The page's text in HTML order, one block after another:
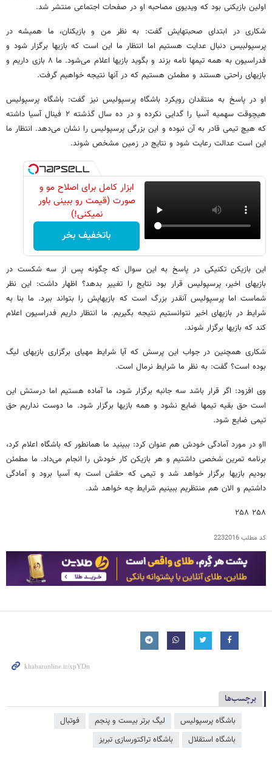
اولین بازیکنی بود که ویدیوی مصاحبه او در صفحات اجتماعی منتشر شد.
شکاری در ابتدای صحبتهایش گفت: به نظر من و بازیکنان، ما همیشه در
پرسپولبیس دنبال عدایت هستیم اما انتظار ما این است که بازیها برگزار شود و
فدراسیون به همه تیمها نامه بزند و بگوید بازیها اعلام می‌شود. ما ۸ بازی داریم و
بازیهای راحتی هستند و مطمئن هستیم که در آنها نتیجه خواهیم گرفت.
او در پاسخ به منتقدان رویکرد باشگاه پرسپولیس نیز گفت: باشگاه پرسپولیس
هیچوقت سهمیه آسیا را گدایی نکرده و در ده سال گذشته ۲ فینال آسیا داشته
که هیچ تیمی قادر به آن نبوده و این بزرگی پرسپولیس را نشان می‌دهد. انتظار ما
این است عدالت رعایت شود و نتایج در زمین مشخص شوند.
ابزار کامل برای اصلاح مو و
صورت (قیمت رو ببینی باور
نمیکنی!)
باتخفیف بخر
این بازیکن تکنیکی در پاسخ به این سوال که چگونه پس از سه شکست در
بازیهای اخیر، پرسپولیس قرار بود نتایج را تغییر بدهد؟ اظهار داشت: این نظر
شماست اما پرسپولیس آنقدر بزرگ است که بازیهایش را بتواند ببرد. ما بنا به
شرایط در بازیهای اخیر نتوانستیم نتیجه بگیریم. ما انتظار داریم فدراسیون اعلام
کند که بازیها برگزار شوند.
شکاری همچنین در جواب این پرسش که آیا شرایط مهیای برگزاری بازیهای لیگ
بوده است؟ گفت: به نظر ما شرایط نرمال است.
وی افزود: اگر قرار باشد سه جانبه برگزار شود، ما آماده هستیم اما درستش این
است حق بقیه تیمها ضایع نشود و همه بازیها برگزار شود. ما دوست نداریم حق
تیمی ضایع شود.
ااو در مورد آمادگی خودش هم عنوان کرد: ببینید ما همانطور که باشگاه اعلام کرد،
برنامه تمرین شخصی داشتیم و هر بازیکن کار خودش را انجام می‌داد. ما مطمئن
بودیم بازیها برگزار خواهد شد و تیمی که حقش است به آسیا برود و آمادگی
داشتیم و الان هم منتظریم ببینیم شرایط چه خواهد شد.
۲۵۸ ۲۵۸
کد مطلب2232016
برچسب‌ها
باشگاه پرسپولیس لیگ برتر بیست و پنجم
فوتبال
باشگاه استقلال
باشگاه تراکتورسازی تبریز